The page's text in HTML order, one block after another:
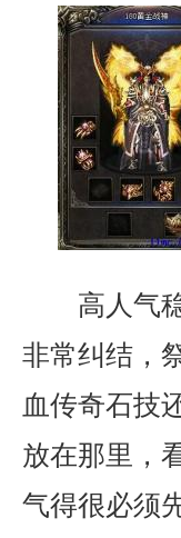
高人气
非常纠结，
血传奇石技
放在那里，
气得很必须